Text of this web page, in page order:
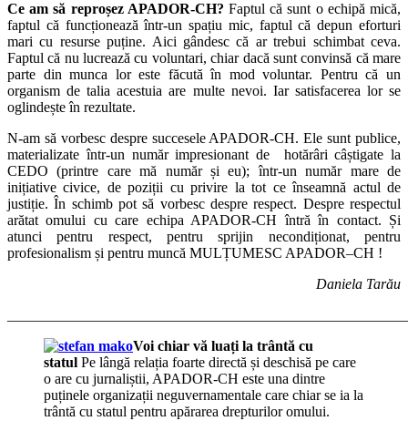
Ce am să reproșez APADOR-CH? Faptul că sunt o echipă mică,
faptul că funcționează într-un spațiu mic, faptul că depun eforturi
mari cu resurse puține. Aici gândesc că ar trebui schimbat ceva.
Faptul că nu lucrează cu voluntari, chiar dacă sunt convinsă că mare
parte din munca lor este făcută în mod voluntar. Pentru că un
organism de talia acestuia are multe nevoi. Iar satisfacerea lor se
oglindește în rezultate.
N-am să vorbesc despre succesele APADOR-CH. Ele sunt publice,
materializate într-un număr impresionant de hotărâri câștigate la
CEDO (printre care mă număr și eu); într-un număr mare de
inițiative civice, de poziții cu privire la tot ce înseamnă actul de
justiție. În schimb pot să vorbesc despre respect. Despre respectul
arătat omului cu care echipa APADOR-CH întră în contact. Și
atunci pentru respect, pentru sprijin necondiționat, pentru
profesionalism și pentru muncă MULȚUMESC APADOR–CH !
Daniela Tarău
Voi chiar vă luați la trântă cu
statul Pe lângă relația foarte directă și deschisă pe care
o are cu jurnaliștii, APADOR-CH este una dintre
puținele organizații neguvernamentale care chiar se ia la
trântă cu statul pentru apărarea drepturilor omului.